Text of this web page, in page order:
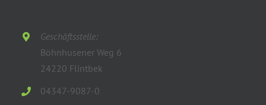
Geschäftsstelle:
Böhnhusener Weg 6
24220 Flintbek
04347-9087-0